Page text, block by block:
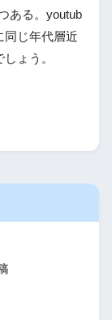
ある。youtub
同じ年代層近
ょう。